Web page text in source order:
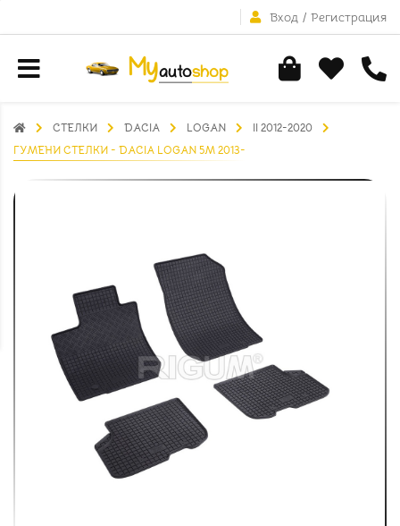
Вход / Регистрация
СТЕЛКИ DACIA LOGAN
II 2012-2020
ГУМЕНИ СТЕЛКИ - DACIA LOGAN 5M 2013-